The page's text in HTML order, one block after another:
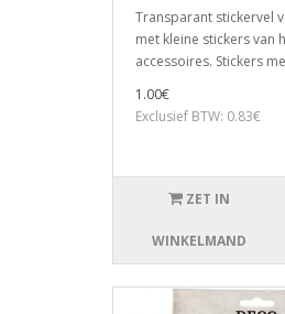
Transparant stickervel
met kleine stickers van
accessoires. Stickers
1.00€
Exclusief BTW: 0.83€
ZET IN
WINKELMAND